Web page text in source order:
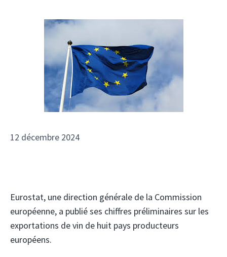
12 décembre 2024
Eurostat, une direction générale de la Commission
européenne, a publié ses chiffres préliminaires sur les
exportations de vin de huit pays producteurs
européens.